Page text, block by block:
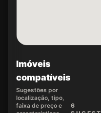
Imóveis
compatíveis
Sugestões por
localização, tipo,
faixa de preço e
6